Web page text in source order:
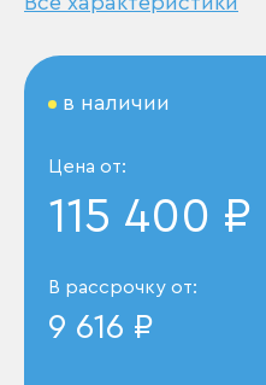
в наличии
Цена от:
115 400 ₽
В рассрочку от:
9 616 ₽